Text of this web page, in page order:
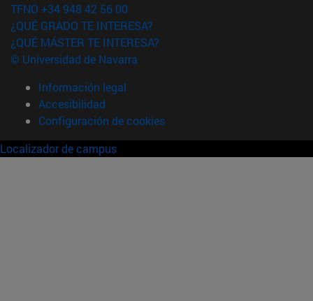
TFNO +34 948 42 56 00
¿QUÉ GRADO TE INTERESA?
¿QUÉ MÁSTER TE INTERESA?
© Universidad de Navarra
Información legal
Accesibilidad
Configuración de cookies
Localizador de campus